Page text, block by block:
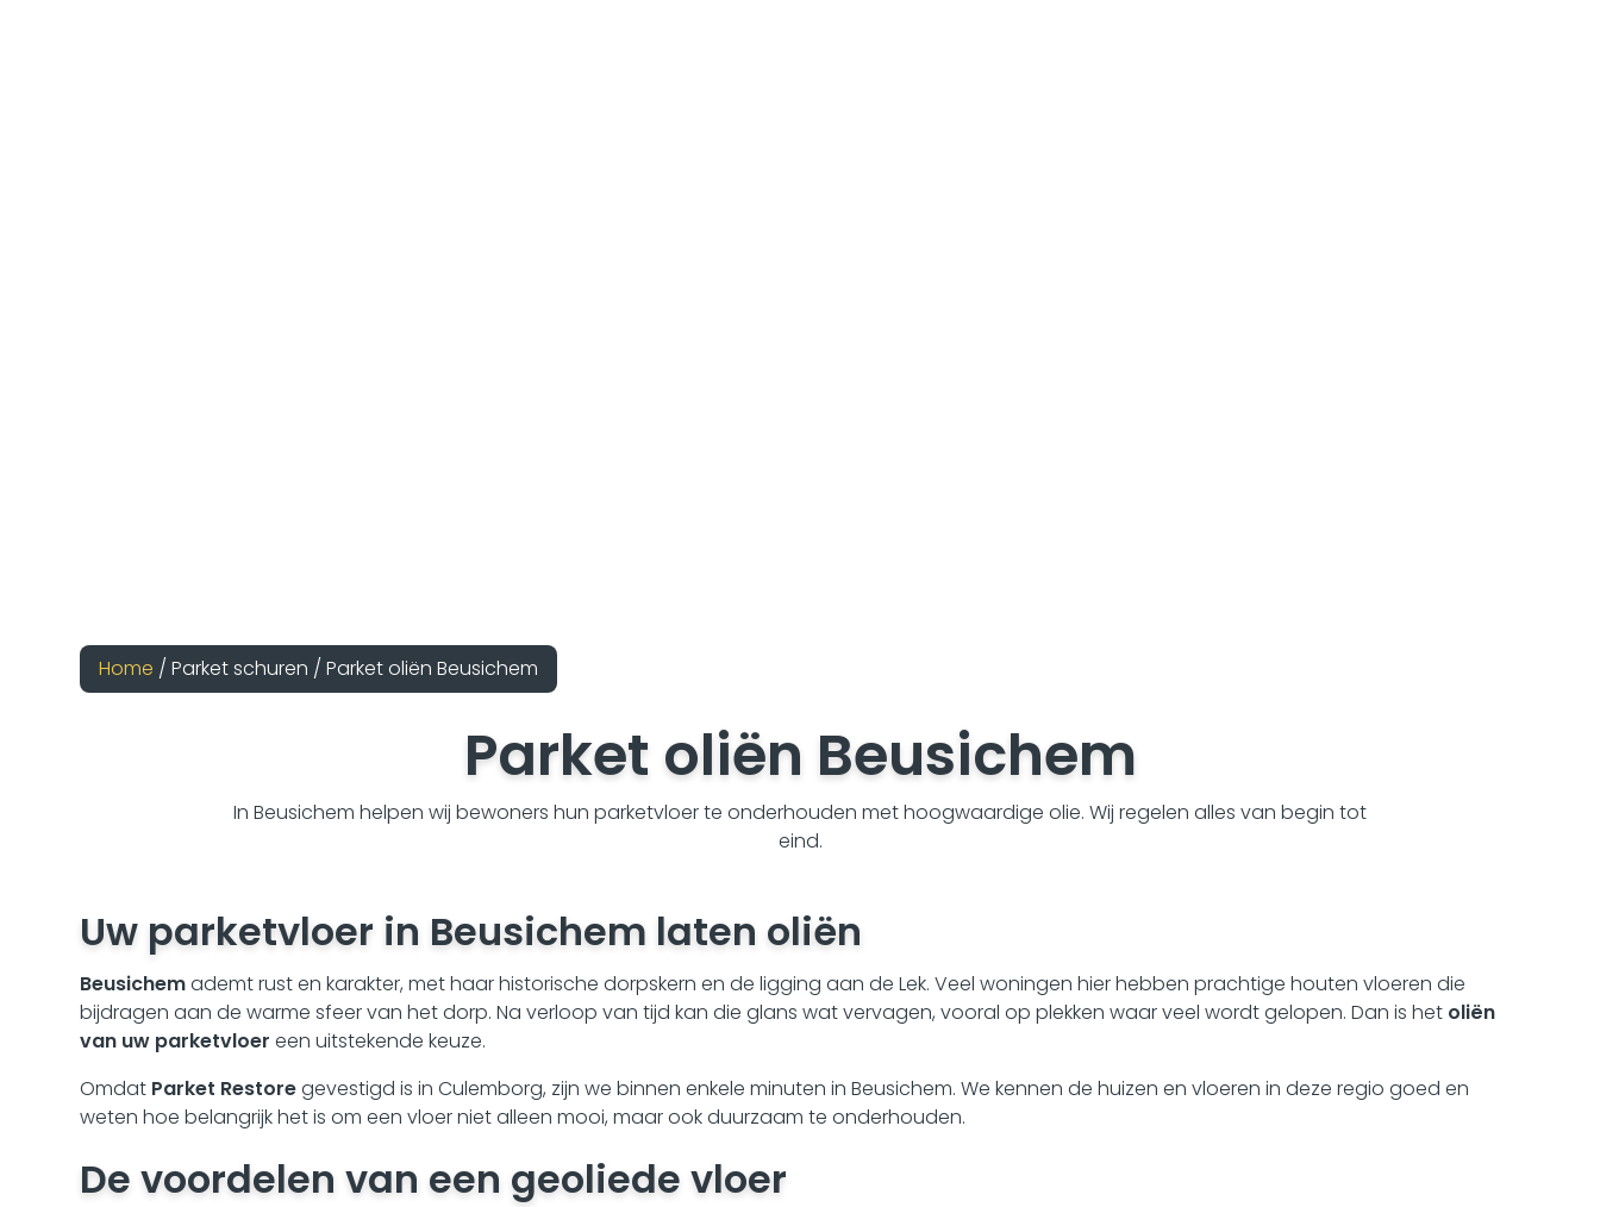
Home / Parket schuren / Parket oliën Beusichem
Parket oliën Beusichem
In Beusichem helpen wij bewoners hun parketvloer te onderhouden met hoogwaardige olie. Wij regelen alles van begin tot
eind.
Uw parketvloer in Beusichem laten oliën
Beusichemademt rust en karakter, met haar historische dorpskern en de ligging aan de Lek. Veel woningen hier hebben prachtige houten vloeren die
bijdragen aan de warme sfeer van het dorp. Na verloop van tijd kan die glans wat vervagen, vooral op plekken waar veel wordt gelopen. Dan is het oliën
van uw parketvloer een uitstekende keuze.
Omdat Parket Restoregevestigd is in Culemborg, zijn we binnen enkele minuten in Beusichem. We kennen de huizen en vloeren in deze regio goed en
weten hoe belangrijk het is om een vloer niet alleen mooi, maar ook duurzaam te onderhouden.
De voordelen van een geoliede vloer